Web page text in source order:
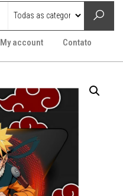
My account Contato